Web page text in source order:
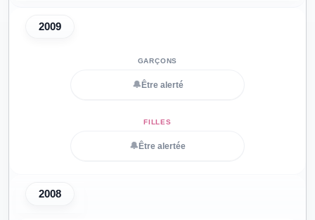
2009
🔔 Être alerté
🔔 Être alertée
2008